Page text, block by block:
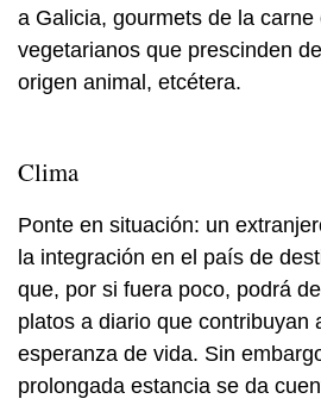
a Galicia, gourmets de la
vegetarianos que prescinden
origen animal, etcétera.
Clima
Ponte en situación: un
la integración en el país de
que, por si fuera poco, podrá
platos a diario que contribuyan
esperanza de vida. Sin
prolongada estancia se da